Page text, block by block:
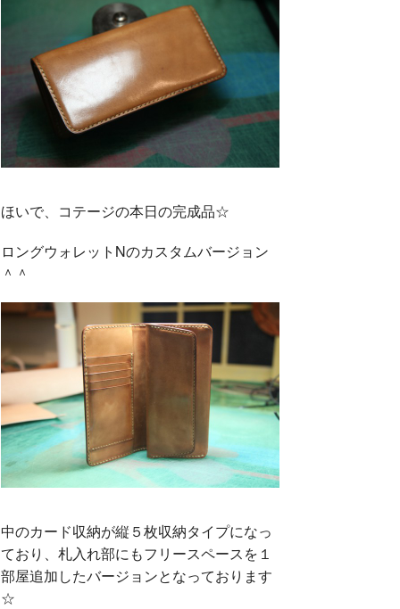
ほいで、コテージの本日の完成品☆
ロングウォレットNのカスタムバージョン
＾＾
中のカード収納が縦５枚収納タイプになっ
ており、札入れ部にもフリースペースを１
部屋追加したバージョンとなっております
☆